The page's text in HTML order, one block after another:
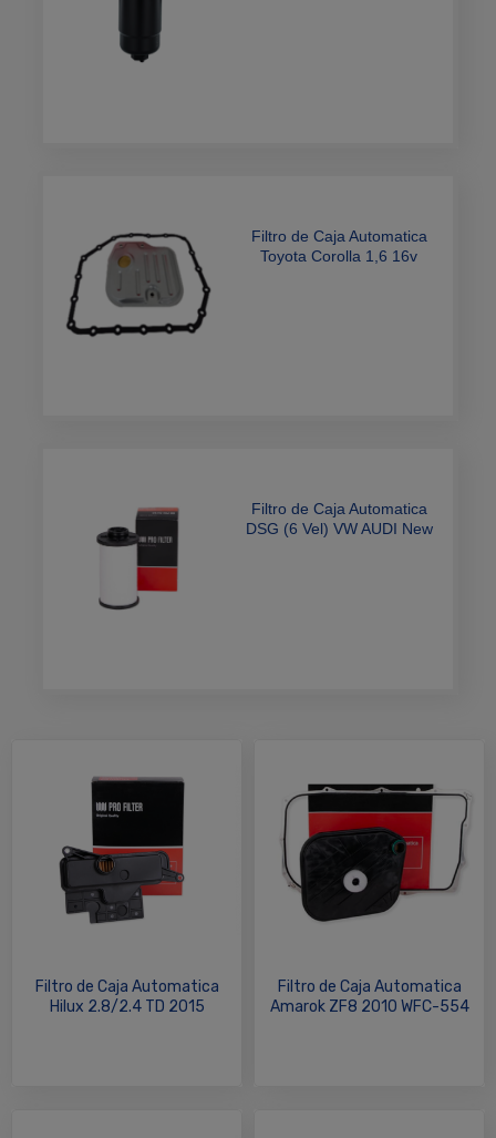
Filtro de Caja Automatica
Toyota Corolla 1,6 16v
Filtro de Caja Automatica
DSG (6 Vel) VW AUDI New
Filtro de Caja Automatica
Hilux 2.8/2.4 TD 2015
Filtro de Caja Automatica
Amarok ZF8 2010 WFC-554